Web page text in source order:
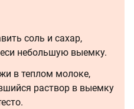
соль и сахар,
небольшую выемку.
в теплом молоке,
раствор в выемку